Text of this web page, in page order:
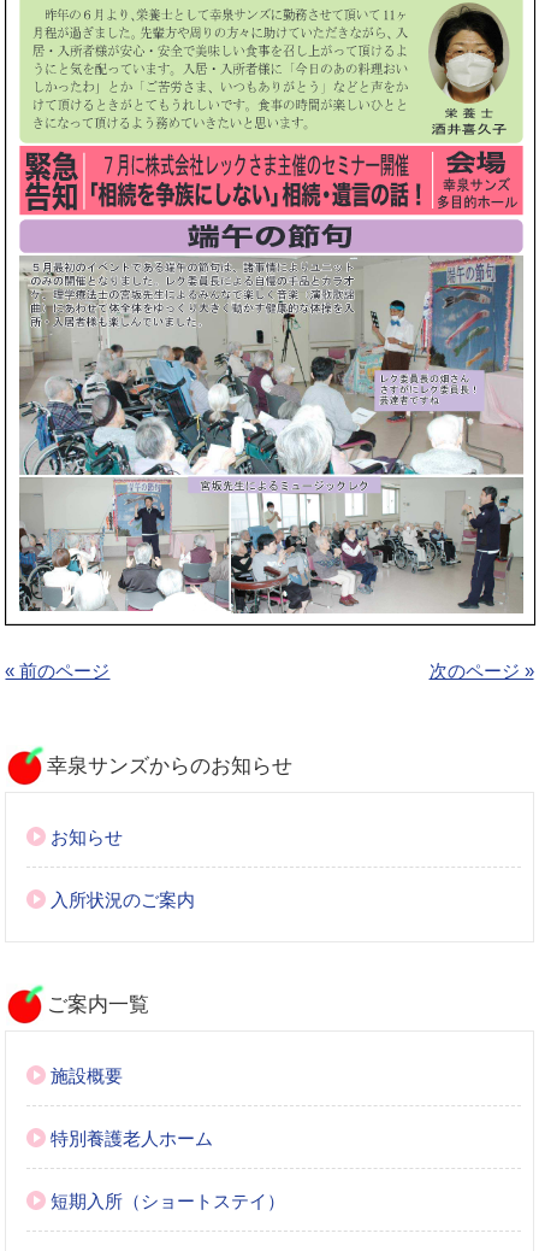
« 前のページ 次のページ »
幸泉サンズからのお知らせ
お知らせ
入所状況のご案内
ご案内一覧
施設概要
特別養護老人ホーム
短期入所（ショートステイ）